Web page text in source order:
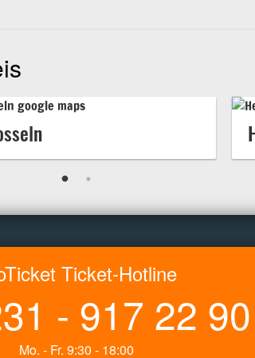
Ticket-Hotline
- 917 22 90
Mo. - Fr. 9:30 - 18:00